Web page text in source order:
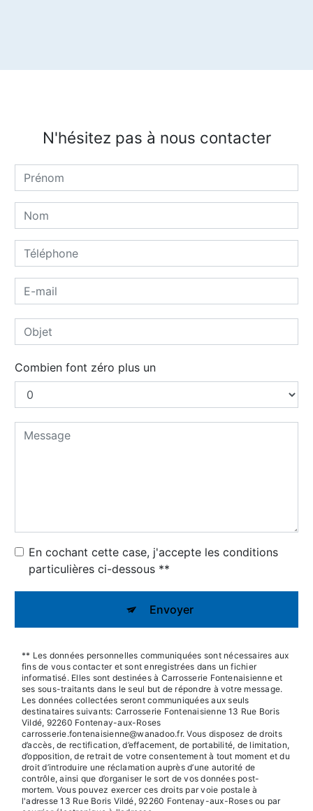
N'hésitez pas à nous contacter
Combien font zéro plus un
En cochant cette case, j'accepte les conditions
particulières ci-dessous **
Envoyer
** Les données personnelles communiquées sont nécessaires aux
fins de vous contacter et sont enregistrées dans un fichier
informatisé. Elles sont destinées à Carrosserie Fontenaisienne et
ses sous-traitants dans le seul but de répondre à votre message.
Les données collectées seront communiquées aux seuls
destinataires suivants: Carrosserie Fontenaisienne 13 Rue Boris
Vildé, 92260 Fontenay-aux-Roses
carrosserie.fontenaisienne@wanadoo.fr. Vous disposez de droits
d’accès, de rectification, d’effacement, de portabilité, de limitation,
d’opposition, de retrait de votre consentement à tout moment et du
droit d’introduire une réclamation auprès d’une autorité de
contrôle, ainsi que d’organiser le sort de vos données post-
mortem. Vous pouvez exercer ces droits par voie postale à
l'adresse 13 Rue Boris Vildé, 92260 Fontenay-aux-Roses ou par